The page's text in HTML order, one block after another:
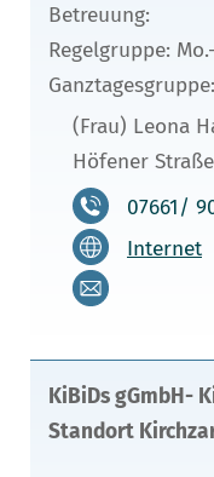
Betreuung:
Regelgruppe:
(Frau) Leona
Höfener
07661/
Internet
KiBiDs gGmbH-
Standort